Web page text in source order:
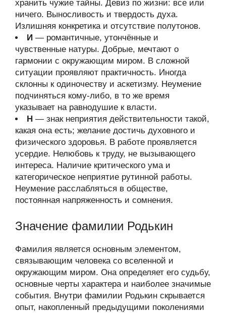
хранить чужие тайны. Девиз по жизни: все или
ничего. Выносливость и твердость духа.
Излишняя конкретика и отсутствие полутонов.
И — романтичные, утончённые и
чувственные натуры. Добрые, мечтают о
гармонии с окружающим миром. В сложной
ситуации проявляют практичность. Иногда
склонны к одиночеству и аскетизму. Неумение
подчиняться кому-либо, в то же время
указывает на равнодушие к власти.
Н — знак неприятия действительности такой,
какая она есть; желание достичь духовного и
физического здоровья. В работе проявляется
усердие. Нелюбовь к труду, не вызывающего
интереса. Наличие критического ума и
категорическое неприятие рутинной работы.
Неумение расслабляться в обществе,
постоянная напряженность и сомнения.
Значение фамилии Родькин
Фамилия является основным элементом,
связывающим человека со вселенной и
окружающим миром. Она определяет его судьбу,
основные черты характера и наиболее значимые
события. Внутри фамилии Родькин скрывается
опыт, накопленный предыдущими поколениями